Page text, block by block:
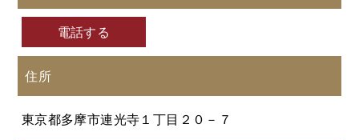
電話する
住所
東京都多摩市連光寺１丁目２０－７